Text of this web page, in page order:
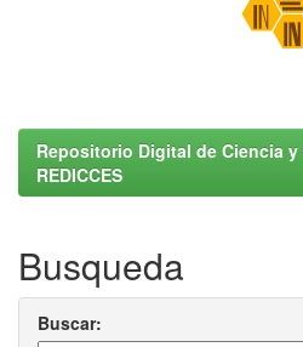
Repositorio Digital de Ciencia
REDICCES
Busqueda
Buscar: